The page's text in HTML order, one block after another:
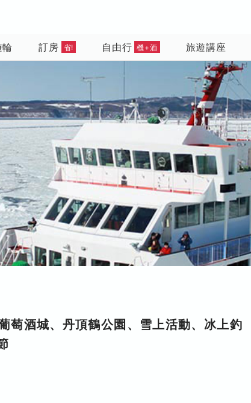
訂房 省! 自由行 機+酒 旅遊講座
萄酒城、丹頂鶴公園、雪上活動、冰上釣